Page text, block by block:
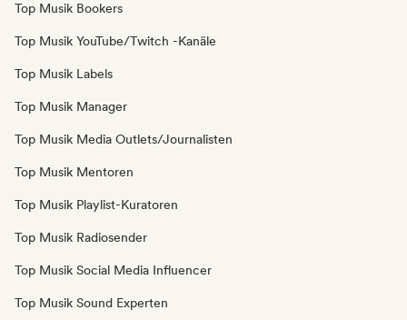
Top Musik Bookers
Top Musik YouTube/Twitch -Kanäle
Top Musik Labels
Top Musik Manager
Top Musik Media Outlets/Journalisten
Top Musik Mentoren
Top Musik Playlist-Kuratoren
Top Musik Radiosender
Top Musik Social Media Influencer
Top Musik Sound Experten